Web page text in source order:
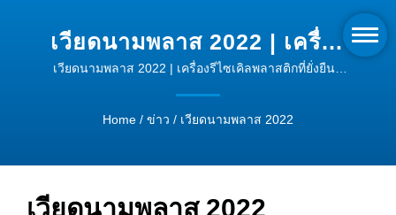
เวียดนามพลาส 2022 | เครื่อง
อัดเม็ดคุณภาพสูง | INTYPE
เวียดนามพลาส 2022 | เครื่องรีไซเคิลพลาสติกที่ยั่งยืน -
Home / ข่าว / เวียดนามพลาส 2022
เวียดนามพลาส 2022